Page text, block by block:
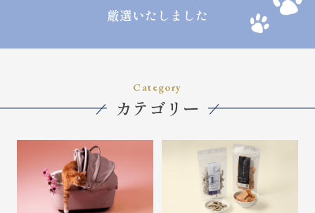
厳選いたしました
Category
カテゴリー